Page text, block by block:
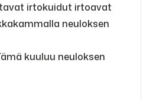
irtokuidut irtoavat
neuloksen
kuuluu neuloksen